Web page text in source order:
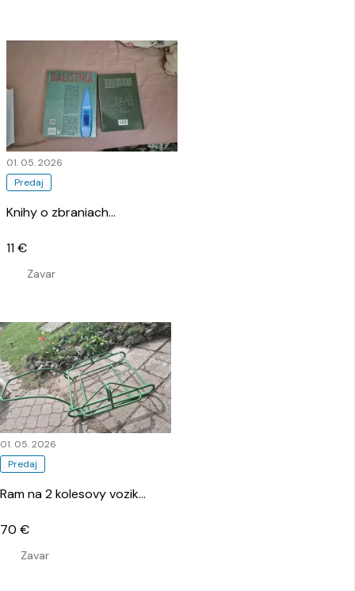
Predaj
01. 05. 2026
Knihy o zbraniach…
Zavar
11 €
Predaj
01. 05. 2026
Ram na 2 kolesovy vozik…
Zavar
70 €